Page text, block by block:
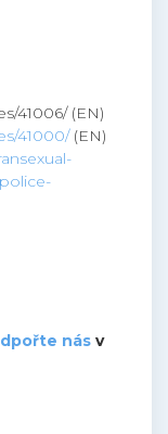
41006/ (EN)
41000/(EN)
násv